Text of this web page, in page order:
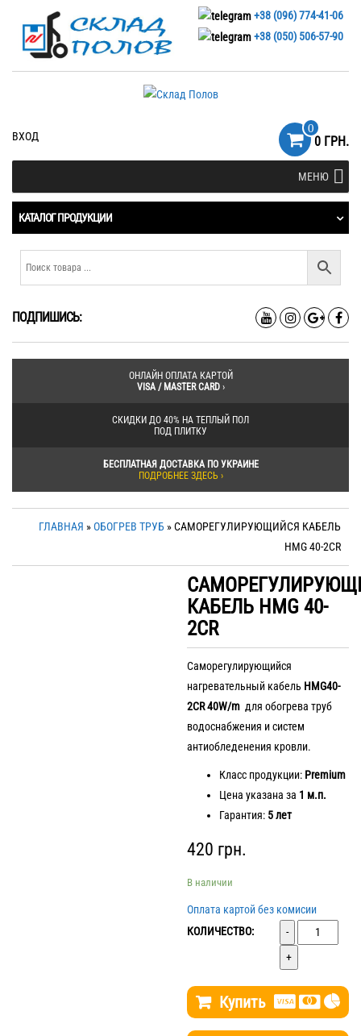
+38 (096) 774-41-06
+38 (050) 506-57-90
ВХОД
0
0 ГРН.
МЕНЮ
КАТАЛОГ ПРОДУКЦИИ
ПОДПИШИСЬ:
ОНЛАЙН ОПЛАТА КАРТОЙ
VISA / MASTER CARD›
СКИДКИ ДО 40% НА ТЕПЛЫЙ ПОЛ
ПОД ПЛИТКУ
БЕСПЛАТНАЯ ДОСТАВКА ПО УКРАИНЕ
ПОДРОБНЕЕ ЗДЕСЬ ›
ГЛАВНАЯ »ОБОГРЕВ ТРУБ » САМОРЕГУЛИРУЮЩИЙСЯ КАБЕЛЬ
HMG 40-2CR
КАБЕЛЬ HMG 40-
2CR
Саморегулирующийся
нагревательный кабель HMG40-
2CR 40W/mдля обогрева труб
водоснабжения и систем
антиобледенения кровли.
Класс продукции: Premium
Цена указана за 1 м.п.
Гарантия: 5 лет
420 грн.
В наличии
Оплата картой без комисии
КОЛИЧЕСТВО:
Количество
Купить